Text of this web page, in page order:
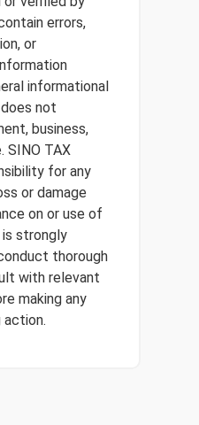
errors,
or
informational
not
business,
SINO TAX
for any
or damage
on or use of
strongly
thorough
with relevant
making any
action.